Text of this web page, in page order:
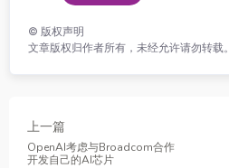
© 版权声明
文章版权归作者所有，未经允许请勿转载。
上一篇
OpenAI考虑与Broadcom合作
开发自己的AI芯片